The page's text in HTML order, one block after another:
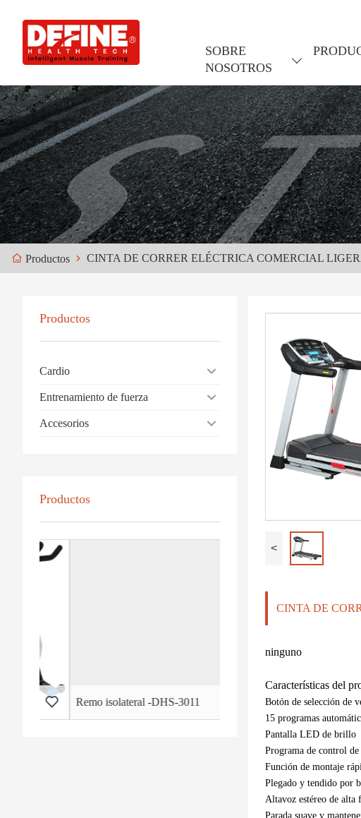
SOBRE
NOSOTROS
Productos CINTA DE CORRER ELÉCTRICA COMERCIAL
Productos
Cardio
Entrenamiento de fuerza
Accesorios
Productos
Remo isolateral -DHS-3011 CINTA DE CORRER ELÉCTRICA
<
CINTA DE
ninguno
Características del
Botón de selección de
15 programas
Pantalla LED de brillo
Programa de control
Función de montaje
Plegado y tendido por
Altavoz estéreo de alta
Parada suave y